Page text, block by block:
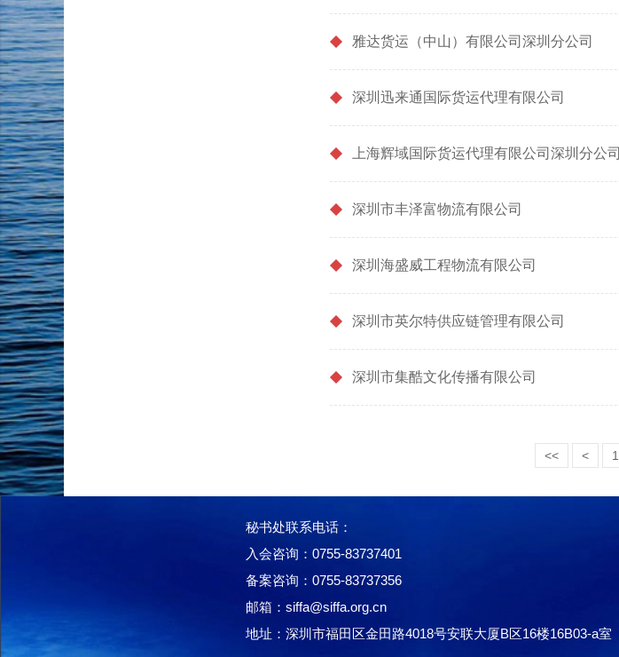
雅达货运（中山）有限公司深圳分公司
深圳迅来通国际货运代理有限公司
上海辉域国际货运代理有限公司深圳分公司
深圳市丰泽富物流有限公司
深圳海盛威工程物流有限公司
深圳市英尔特供应链管理有限公司
深圳市集酷文化传播有限公司
<< < 1
秘书处联系电话：
入会咨询：0755-83737401
备案咨询：0755-83737356
邮箱：siffa@siffa.org.cn
地址：深圳市福田区金田路4018号安联大厦B区16楼16B03-a室